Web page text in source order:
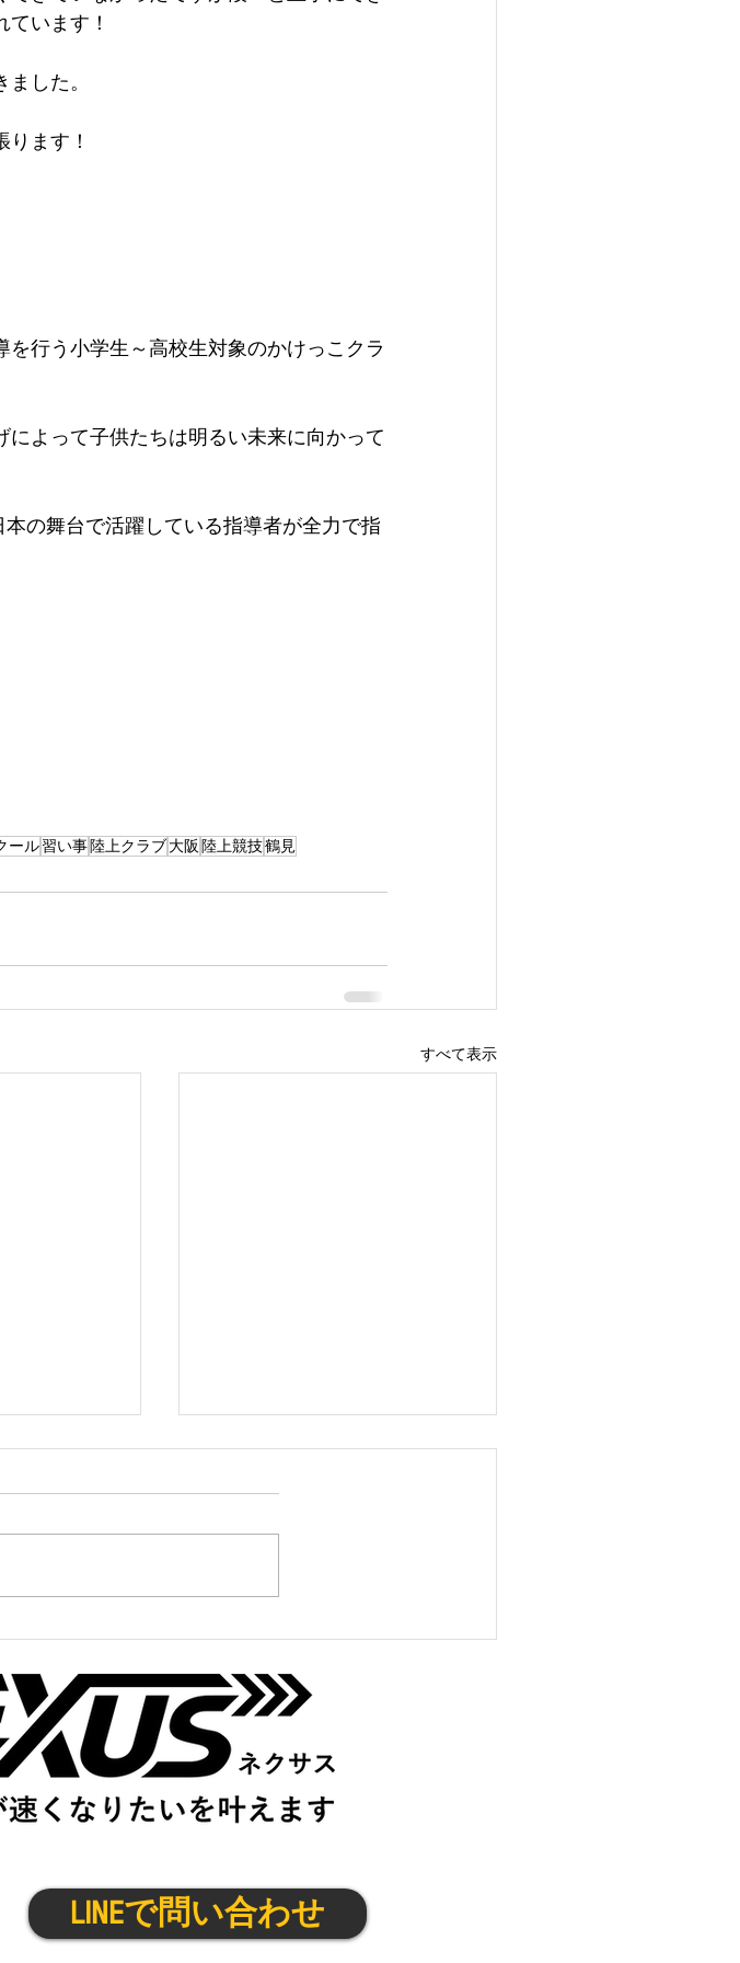
います！
した。
ます！
行う小学生～高校生対象のかけっこクラ
によって子供たちは明るい未来に向かって
の舞台で活躍している指導者が​全力で指
ール習い事陸上クラブ大阪 陸上競技鶴見
すべて表示
LINEで問い合わせ